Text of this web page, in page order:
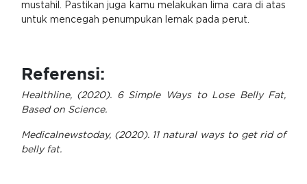
mustahil. Pastikan juga kamu melakukan lima cara di atas
untuk mencegah penumpukan lemak pada perut.
Referensi:
Healthline, (2020). 6 Simple Ways to Lose Belly Fat,
Based on Science.
Medicalnewstoday, (2020). 11 natural ways to get rid of
belly fat.